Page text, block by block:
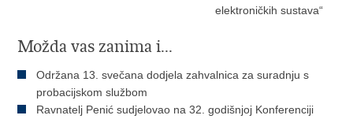
elektroničkih sustava“
Možda vas zanima i...
Održana 13. svečana dodjela zahvalnica za suradnju s
probacijskom službom
Ravnatelj Penić sudjelovao na 32. godišnjoj Konferenciji